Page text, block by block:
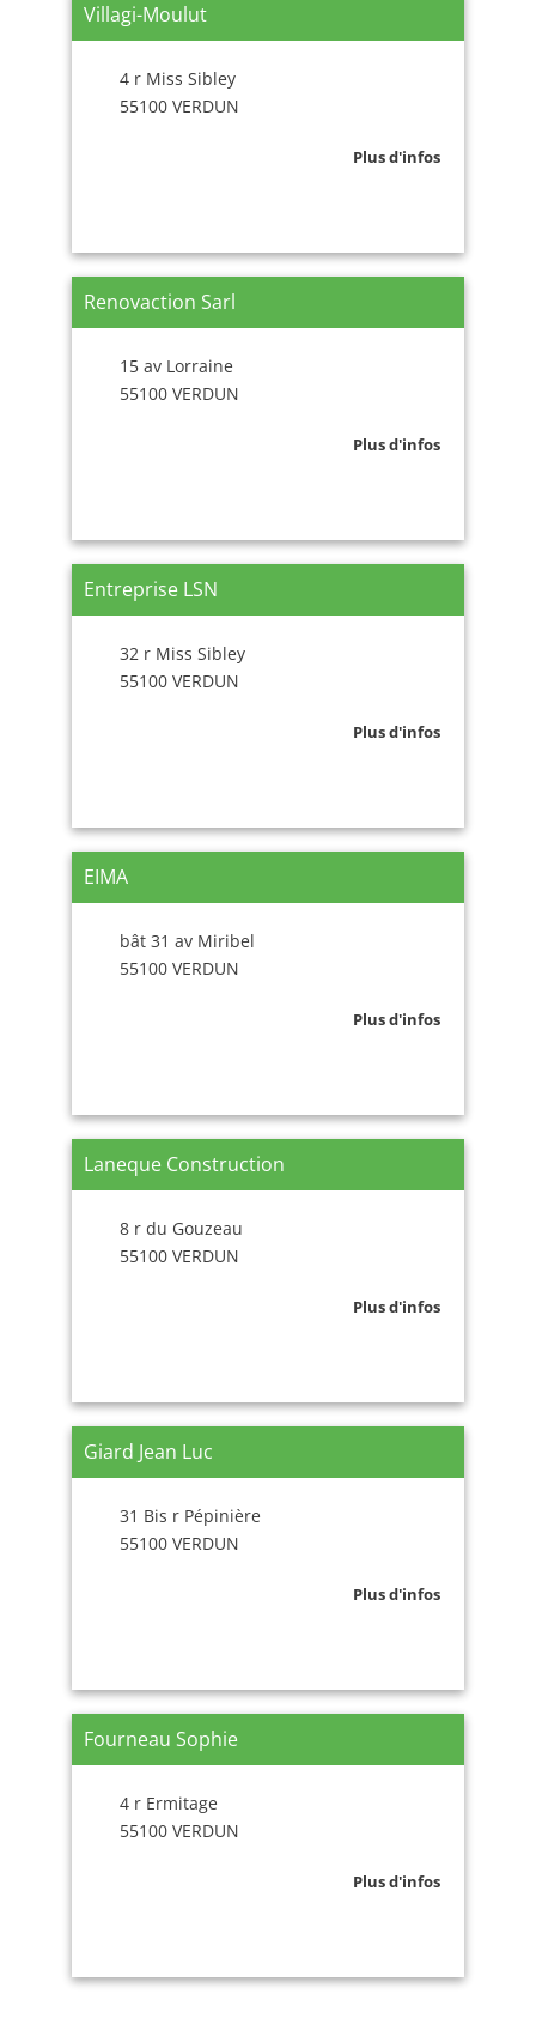
Villagi-Moulut
4 r Miss Sibley
55100 VERDUN
Plus d'infos
Renovaction Sarl
15 av Lorraine
55100 VERDUN
Plus d'infos
Entreprise LSN
32 r Miss Sibley
55100 VERDUN
Plus d'infos
EIMA
bât 31 av Miribel
55100 VERDUN
Plus d'infos
Laneque Construction
8 r du Gouzeau
55100 VERDUN
Plus d'infos
Giard Jean Luc
31 Bis r Pépinière
55100 VERDUN
Plus d'infos
Fourneau Sophie
4 r Ermitage
55100 VERDUN
Plus d'infos